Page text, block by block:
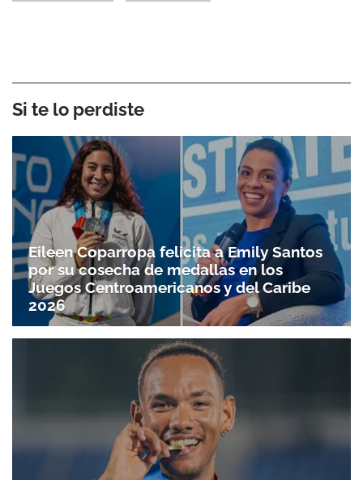
Si te lo perdiste
Eileen Coparropa felicita a Emily Santos
por su cosecha de medallas en los
Juegos Centroamericanos y del Caribe
2026